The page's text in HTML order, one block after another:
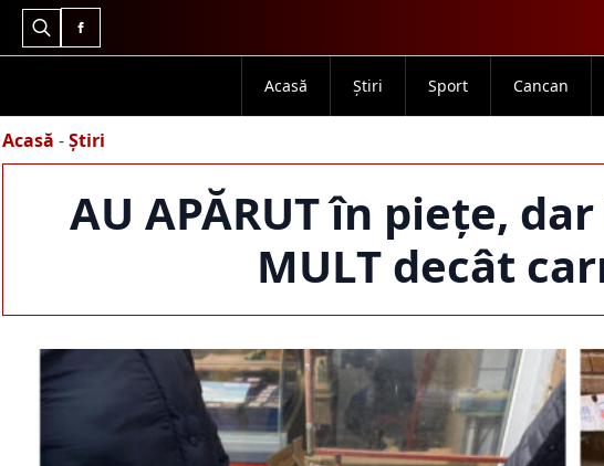
Search
Acasă Știri Sport Cancan
Acasă -Știri
AU APĂRUT în piețe,
MULT decât